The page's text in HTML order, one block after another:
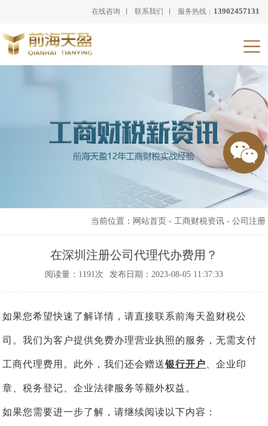
在线咨询 联系我们 服务热线： 13902457131
当前位置： 网站首页 - 工商财税资讯- 公司注册
在深圳注册公司代理代办费用？
阅读量：1191次 发布日期：2023-08-05 11:37:33
如果您希望快速了解详情，请直接联系前海天盈财税公
司。我们为客户提供免费办理营业执照的服务，无需支付
工商代理费用。此外，我们还会赠送银行开户 、企业印
章、税务登记、企业法律服务等额外权益。
如果您需要进一步了解，请继续阅读以下内容：